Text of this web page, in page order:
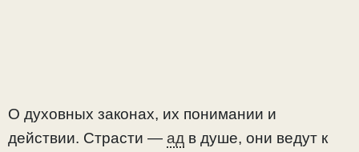
О духовных законах, их понимании и
действии. Страсти — ад в душе, они ведут к